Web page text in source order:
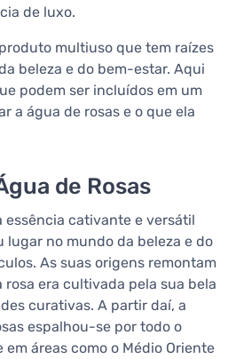
de luxo.
multiuso que tem raízes
beleza e do bem-estar. Aqui
podem ser incluídos em um
a água de rosas e o que ela
de Rosas
essência cativante e versátil
lugar no mundo da beleza e do
As suas origens remontam
rosa era cultivada pela sua bela
curativas. A partir daí, a
espalhou-se por todo o
áreas como o Médio Oriente